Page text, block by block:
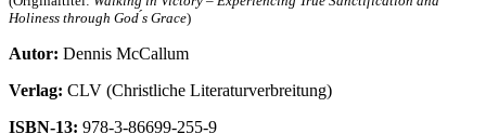
Holiness through God ́s Grace)
Autor: Dennis McCallum
Verlag: CLV (Christliche Literaturverbreitung)
ISBN-13: 978-3-86699-255-9